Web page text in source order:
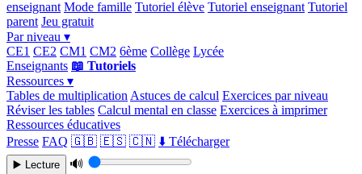
enseignant Mode famille Tutoriel élève Tutoriel enseignant Tutoriel
parent Jeu gratuit
Par niveau ▾
CE1 CE2 CM1 CM2 6ème Collège Lycée
Enseignants 📖 Tutoriels
Ressources ▾
Tables de multiplication Astuces de calcul Exercices par niveau
Réviser les tables Calcul mental en classe Exercices à imprimer
Ressources éducatives
Presse FAQ 🇬🇧 🇪🇸 🇨🇳 ⬇️ Télécharger
▶️ Lecture
🔊